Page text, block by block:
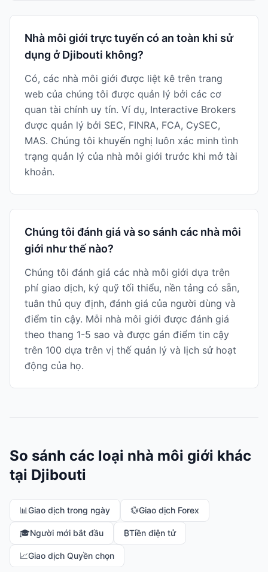
Nhà môi giới trực tuyến có an toàn khi sử
dụng ở Djibouti không?
Có, các nhà môi giới được liệt kê trên trang
web của chúng tôi được quản lý bởi các cơ
quan tài chính uy tín. Ví dụ, Interactive Brokers
được quản lý bởi SEC, FINRA, FCA, CySEC,
MAS. Chúng tôi khuyến nghị luôn xác minh tình
trạng quản lý của nhà môi giới trước khi mở tài
khoản.
Chúng tôi đánh giá và so sánh các nhà môi
giới như thế nào?
Chúng tôi đánh giá các nhà môi giới dựa trên
phí giao dịch, ký quỹ tối thiểu, nền tảng có sẵn,
tuân thủ quy định, đánh giá của người dùng và
điểm tin cậy. Mỗi nhà môi giới được đánh giá
theo thang 1-5 sao và được gán điểm tin cậy
trên 100 dựa trên vị thế quản lý và lịch sử hoạt
động của họ.
So sánh các loại nhà môi giới khác
tại Djibouti
📊Giao dịch trong ngày 💱Giao dịch Forex
🎓Người mới bắt đầu ₿Tiền điện tử
📈Giao dịch Quyền chọn